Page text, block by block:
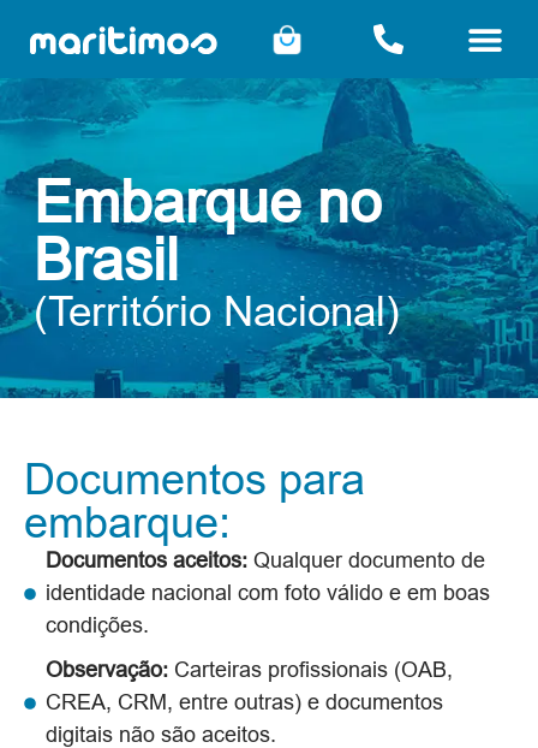
Embarque no
Brasil
(Território Nacional)
Documentos para
embarque:
Documentos aceitos:Qualquer documento de
identidade nacional com foto válido e em boas
condições.
Observação: Carteiras profissionais (OAB,
CREA, CRM, entre outras) e documentos
digitais não são aceitos.